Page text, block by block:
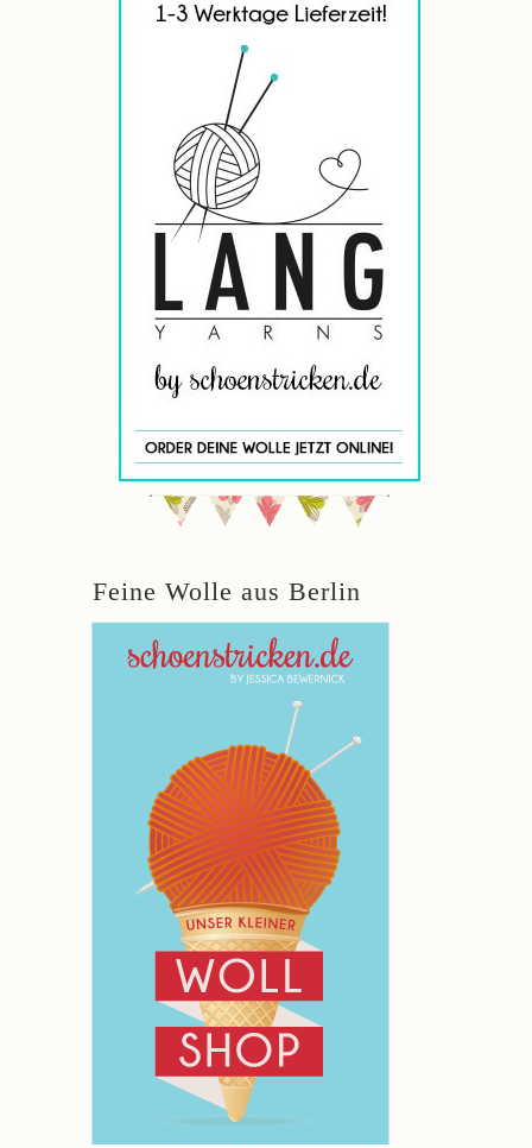
Feine Wolle aus Berlin